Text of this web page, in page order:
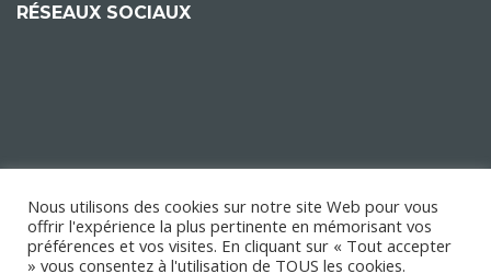
RÉSEAUX SOCIAUX
Nous utilisons des cookies sur notre site Web pour vous
offrir l'expérience la plus pertinente en mémorisant vos
préférences et vos visites. En cliquant sur « Tout accepter
» vous consentez à l'utilisation de TOUS les cookies.